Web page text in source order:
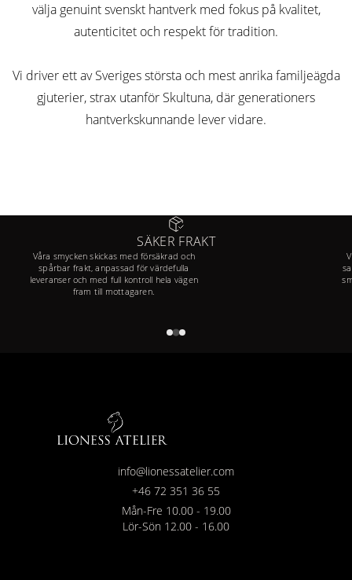
välja genuint svenskt hantverk med fokus på kvalitet,
autenticitet och respekt för tradition.
Vi driver ett av Sveriges största och mest anrika familjeägda
gjuterier, strax utanför Skultuna, där generationers
hantverkskunnande lever vidare.
SÄKER FRAKT
Våra smycken skickas med försäkrad och
spårbar frakt, anpassad för värdefulla
leveranser och med full kontroll hela vägen
fram till mottagaren.
info@lionessatelier.com
+46 72 351 36 55
Mån-Fre 10.00 - 19.00
Lör-Sön 12.00 - 16.00